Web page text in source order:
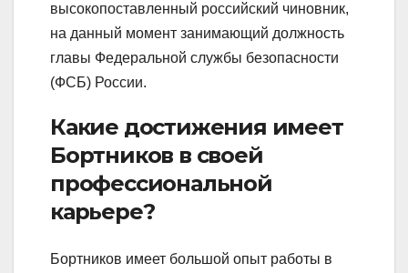
высокопоставленный российский чиновник,
на данный момент занимающий должность
главы Федеральной службы безопасности
(ФСБ) России.
Какие достижения имеет
Бортников в своей
профессиональной
карьере?
Бортников имеет большой опыт работы в